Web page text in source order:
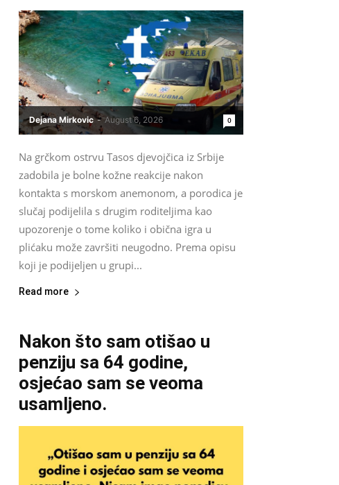
Dejana Mirkovic - August 6, 2026 0
Na grčkom ostrvu Tasos djevojčica iz Srbije
zadobila je bolne kožne reakcije nakon
kontakta s morskom anemonom, a porodica je
slučaj podijelila s drugim roditeljima kao
upozorenje o tome koliko i obična igra u
plićaku može završiti neugodno. Prema opisu
koji je podijeljen u grupi...
Read more
Nakon što sam otišao u
penziju sa 64 godine,
osjećao sam se veoma
usamljeno.